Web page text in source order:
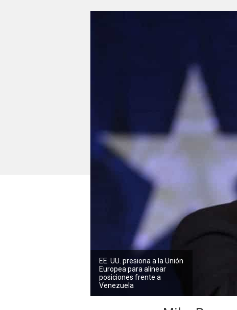
EE. UU. presiona a la Unión
Europea para alinear
posiciones frente a
Venezuela